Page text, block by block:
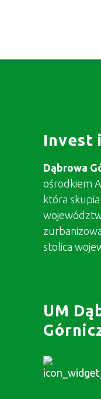
Invest
Dąbrowa
ośrodkiem
która
stolica
UM